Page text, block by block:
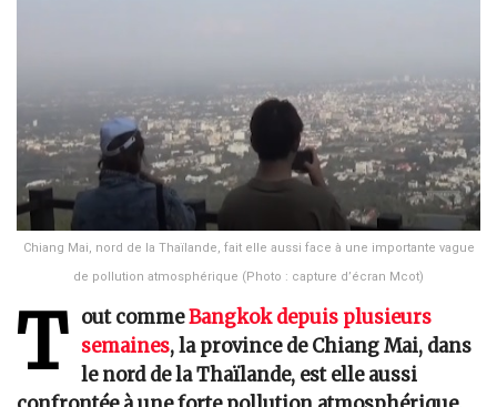
Chiang Mai, nord de la Thaïlande, fait elle aussi face à une importante vague
de pollution atmosphérique (Photo : capture d’écran Mcot)
T out commeBangkok depuis plusieurs
semaines, la province de Chiang Mai, dans
le nord de la Thaïlande, est elle aussi